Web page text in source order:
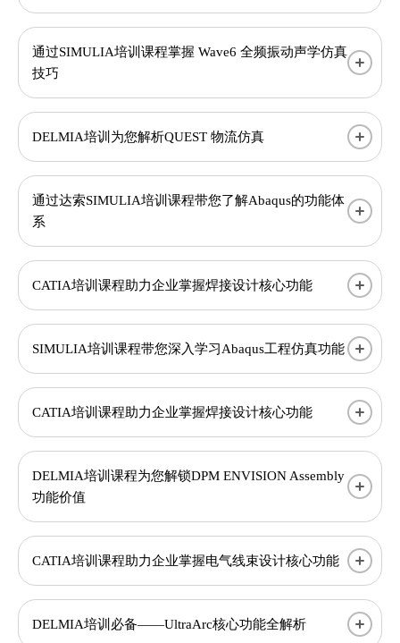
通过SIMULIA培训课程掌握 Wave6 全频振动声学仿真
技巧
DELMIA培训为您解析QUEST 物流仿真
通过达索SIMULIA培训课程带您了解Abaqus的功能体
系
CATIA培训课程助力企业掌握焊接设计核心功能
SIMULIA培训课程带您深入学习Abaqus工程仿真功能
CATIA培训课程助力企业掌握焊接设计核心功能
DELMIA培训课程为您解锁DPM ENVISION Assembly
功能价值
CATIA培训课程助力企业掌握电气线束设计核心功能
DELMIA培训必备——UltraArc核心功能全解析